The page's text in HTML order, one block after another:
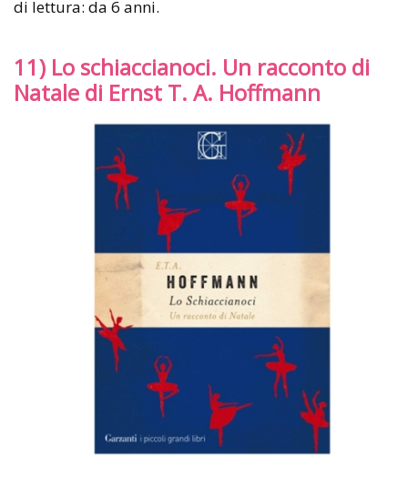
di lettura: da 6 anni.
11) Lo schiaccianoci. Un racconto di
Natale di Ernst T. A. Hoffmann